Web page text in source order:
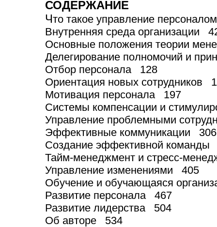
СОДЕРЖАНИЕ
Что такое управление
Внутренняя среда организации
Основные положения теории
Делегирование полномочий и
Отбор персонала 128
Ориентация новых сотрудников
Мотивация персонала 197
Системы компенсации и
Управление проблемными
Эффективные коммуникации 306
Создание эффективной команды
Тайм-менеджмент и стресс-
Управление изменениями 405
Обучение и обучающаяся
Развитие персонала 467
Развитие лидерства 504
Об авторе 534